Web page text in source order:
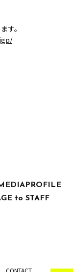
す。
PROFILE
to STAFF
CONTACT